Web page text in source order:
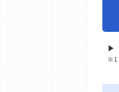
▶
※1.